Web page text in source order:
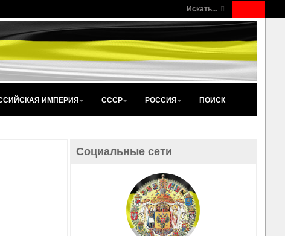
Искать...
ИМПЕРИЯ СССР РОССИЯ ПОИСК
Социальные сети